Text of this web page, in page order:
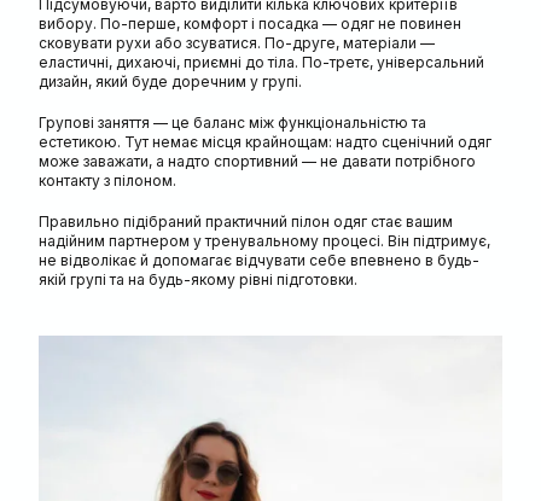
Підсумовуючи, варто виділити кілька ключових критеріїв
вибору. По-перше, комфорт і посадка — одяг не повинен
сковувати рухи або зсуватися. По-друге, матеріали —
еластичні, дихаючі, приємні до тіла. По-третє, універсальний
дизайн, який буде доречним у групі.
Групові заняття — це баланс між функціональністю та
естетикою. Тут немає місця крайнощам: надто сценічний одяг
може заважати, а надто спортивний — не давати потрібного
контакту з пілоном.
Правильно підібраний практичний пілон одяг стає вашим
надійним партнером у тренувальному процесі. Він підтримує,
не відволікає й допомагає відчувати себе впевнено в будь-
якій групі та на будь-якому рівні підготовки.